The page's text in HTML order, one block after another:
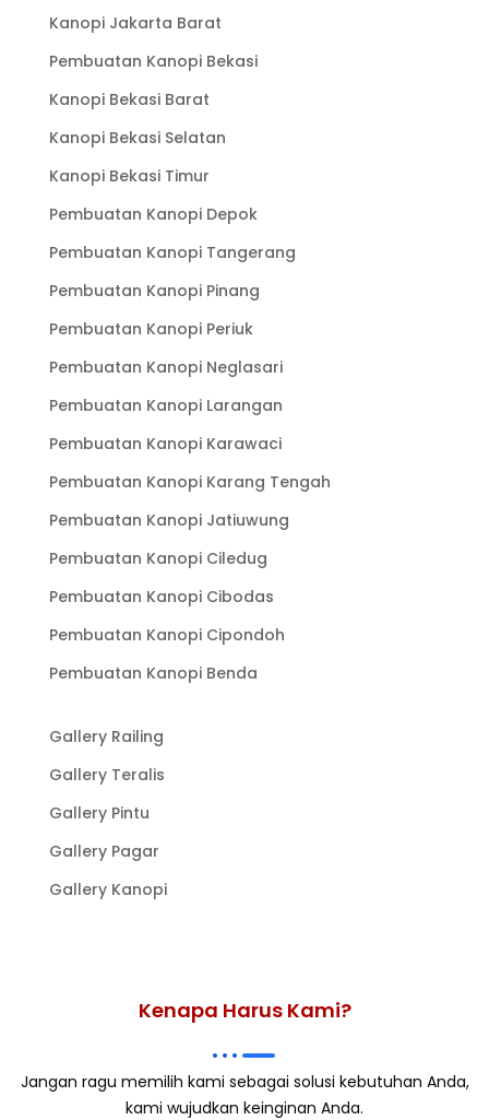
Kanopi Jakarta Barat
Pembuatan Kanopi Bekasi
Kanopi Bekasi Barat
Kanopi Bekasi Selatan
Kanopi Bekasi Timur
Pembuatan Kanopi Depok
Pembuatan Kanopi Tangerang
Pembuatan Kanopi Pinang
Pembuatan Kanopi Periuk
Pembuatan Kanopi Neglasari
Pembuatan Kanopi Larangan
Pembuatan Kanopi Karawaci
Pembuatan Kanopi Karang Tengah
Pembuatan Kanopi Jatiuwung
Pembuatan Kanopi Ciledug
Pembuatan Kanopi Cibodas
Pembuatan Kanopi Cipondoh
Pembuatan Kanopi Benda
Gallery Railing
Gallery Teralis
Gallery Pintu
Gallery Pagar
Gallery Kanopi
Kenapa Harus Kami?
Jangan ragu memilih kami sebagai solusi kebutuhan Anda,
kami wujudkan keinginan Anda.